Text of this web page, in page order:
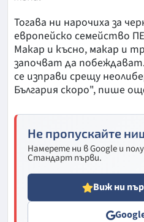
Тогава ни нарочиха за
европейско семейство
Макар и късно, макар и
започват да
се изправи срещу
България скоро", пише
Не пропускайте
Намерете ни в Google и
Стандарт първи.
Виж ни